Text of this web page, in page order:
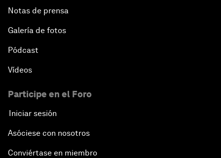
Notas de prensa
Galería de fotos
Pódcast
Vídeos
Participe en el Foro
Iniciar sesión
Asóciese con nosotros
Conviértase en miembro